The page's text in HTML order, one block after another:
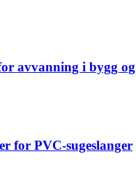
avvanning i bygg
for PVC-sugeslanger